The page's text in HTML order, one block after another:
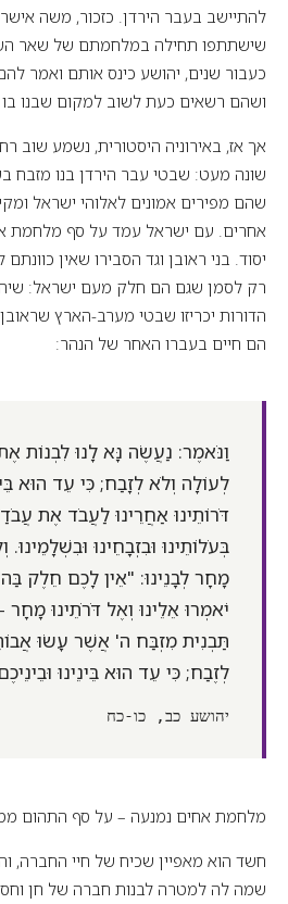
להתיישב בעבר הירדן. כזכור, משה
שישתתפו תחילה במלחמתם של שאר
כעבור שנים, יהושע כינס אותם ואמר
ושהם רשאים כעת לשוב למקום שבנו
אך אז, באירוניה היסטורית, נשמע
שונה מעט: שבטי עבר הירדן בנו
שהם מפירים אמונים לאלוהי ישראל
אחרים. עם ישראל עמד על סף מלחמת
יסוד. בני ראובן וגד הסבירו שאין
רק לסמן שגם הם חלק מעם ישראל:
הדורות יכריזו שבטי מערב-הארץ
הם חיים בעברו האחר של הנהר:
וַנֹּאמֶר: נַעֲשֶׂה נָּא לָנוּ לִבְנוֹת
לְעוֹלָה וְלֹא לְזָבַח; כִּי עֵד הוּא
דֹּרוֹתֵינוּ אַחֲרֵינוּ לַעֲבֹד אֶת
בְּעֹלוֹתֵינוּ וּבִזְבָחֵינוּ וּבִשְׁלָמֵינוּ.
מָחָר לְבָנֵינוּ: "אֵין לָכֶם חֵלֶק
יֹאמְרוּ אֵלֵינוּ וְאֶל דֹּרֹתֵינוּ
תַּבְנִית מִזְבַּח ה' אֲשֶׁר עָשׂוּ
לְזֶבַח; כִּי עֵד הוּא בֵּינֵינוּ
יהושע כב, כו-כח
מלחמת אחים נמנעה – על סף התהום
חשד הוא מאפיין שכיח של חיי החברה,
שמה לה למטרה לבנות חברה של חן